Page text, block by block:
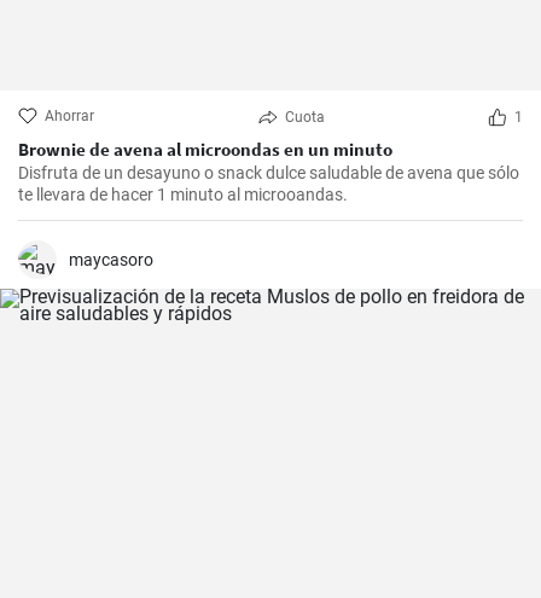
Ahorrar Cuota 1
Brownie de avena al microondas en un minuto
Disfruta de un desayuno o snack dulce saludable de avena que sólo
te llevara de hacer 1 minuto al microoandas.
maycasoro